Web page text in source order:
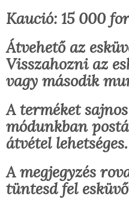
Kaució: 15 000
Átvehető az
Visszahozni az
vagy második
A terméket
módunkban
átvétel lehetséges.
A megjegyzés
tüntesd fel